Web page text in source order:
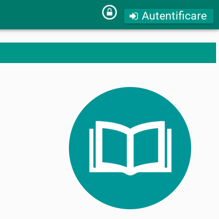
Autentificare